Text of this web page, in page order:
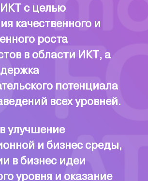
с целью
качественного и
роста
в области ИКТ, а
потенциала
всех уровней.
улучшение
и бизнес среды,
в бизнес идеи
уровня и оказание